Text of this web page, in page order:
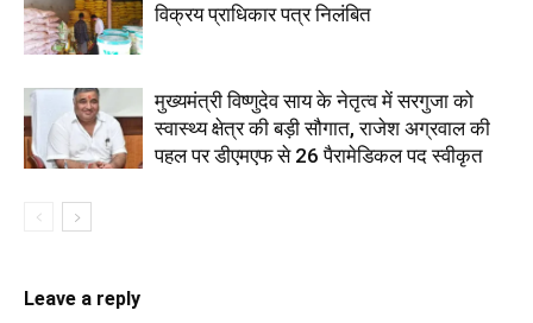
विक्रय प्राधिकार पत्र निलंबित
मुख्यमंत्री विष्णुदेव साय के नेतृत्व में सरगुजा को
स्वास्थ्य क्षेत्र की बड़ी सौगात, राजेश अग्रवाल की
पहल पर डीएमएफ से 26 पैरामेडिकल पद स्वीकृत
Leave a reply